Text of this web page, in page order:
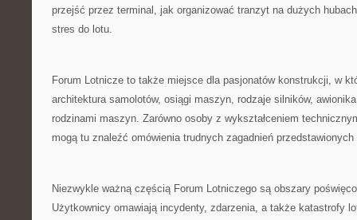
przejść przez terminal, jak organizować tranzyt na dużych
stres do lotu.
Forum Lotnicze to także miejsce dla pasjonatów konstrukcji, w
architektura samolotów, osiągi maszyn, rodzaje silników,
rodzinami maszyn. Zarówno osoby z wykształceniem
mogą tu znaleźć omówienia trudnych zagadnień przedstawionych
Niezwykle ważną częścią Forum Lotniczego są obszary
Użytkownicy omawiają incydenty, zdarzenia, a także katastrofy